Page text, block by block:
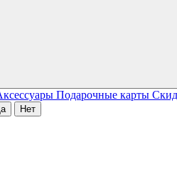
Подарочные карты
Нет